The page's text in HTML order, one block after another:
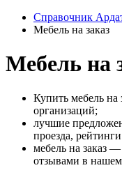
Справочник
Мебель на заказ
Мебель на
Купить мебель на
организаций;
лучшие
проезда,
мебель на заказ
отзывами в нашем